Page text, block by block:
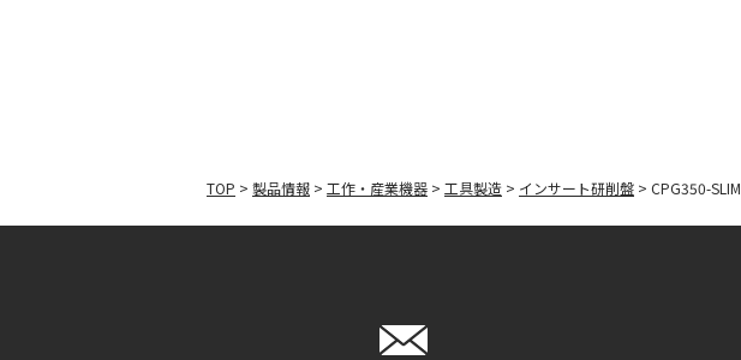
TOP > 製品情報 > 工作・産業機器 > 工具製造 > インサート研削盤 > CPG350-SLIM